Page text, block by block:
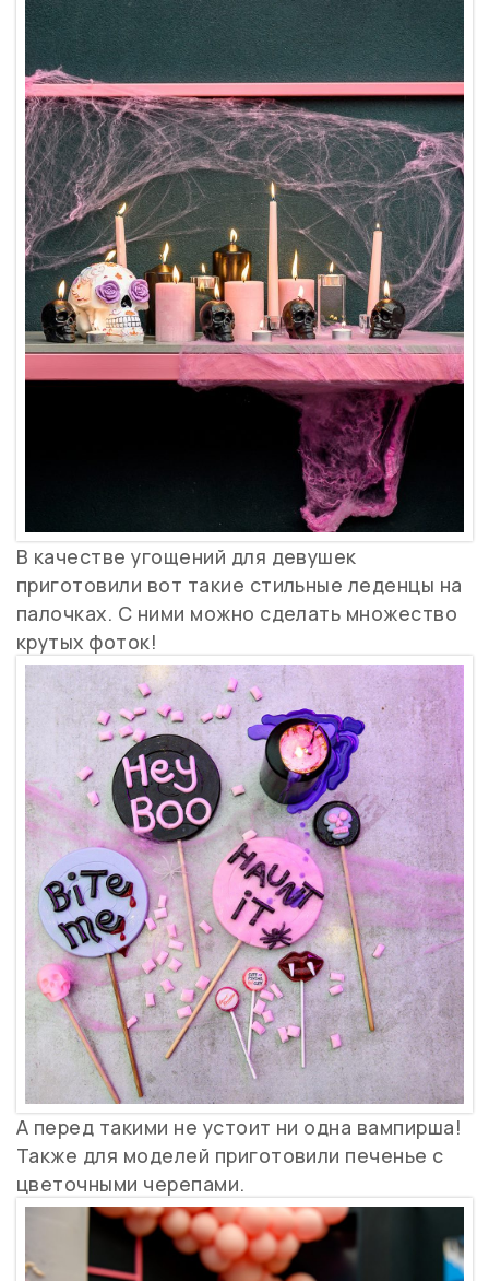
В качестве угощений для девушек
приготовили вот такие стильные леденцы на
палочках. С ними можно сделать множество
крутых фоток!
А перед такими не устоит ни одна вампирша!
Также для моделей приготовили печенье с
цветочными черепами.